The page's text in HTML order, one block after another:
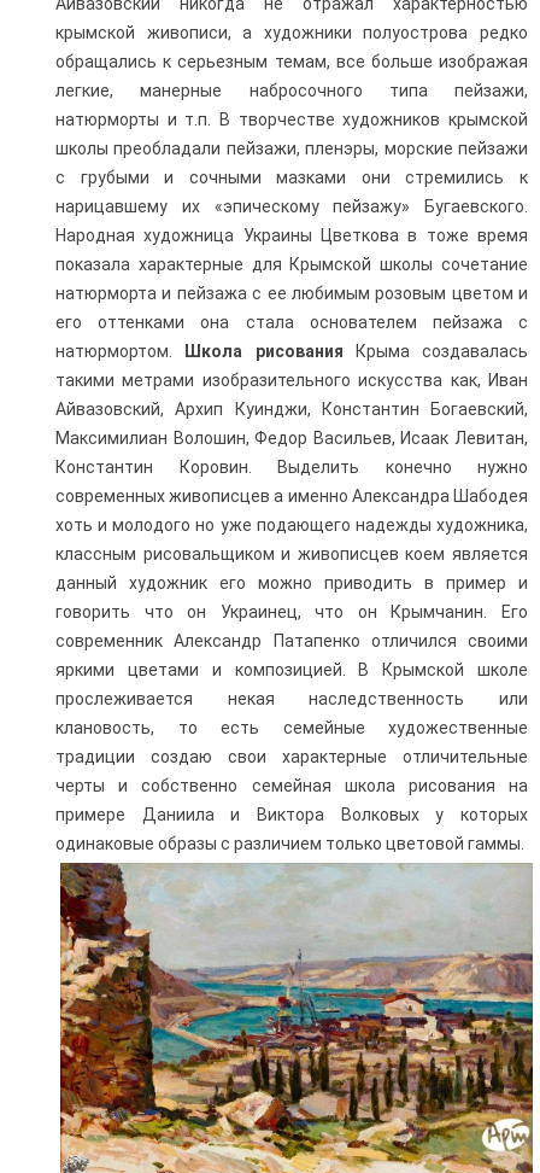
крымской живописи, а художники полуострова редко
обращались к серьезным темам, все больше изображая
легкие, манерные набросочного типа пейзажи,
натюрморты и т.п. В творчестве художников крымской
школы преобладали пейзажи, пленэры, морские пейзажи
с грубыми и сочными мазками они стремились к
нарицавшему их «эпическому пейзажу» Бугаевского.
Народная художница Украины Цветкова в тоже время
показала характерные для Крымской школы сочетание
натюрморта и пейзажа с ее любимым розовым цветом и
его оттенками она стала основателем пейзажа с
натюрмортом.
Школа рисования Крыма создавалась
такими метрами изобразительного искусства как, Иван
Айвазовский, Архип Куинджи, Константин Богаевский,
Максимилиан Волошин, Федор Васильев, Исаак Левитан,
Константин Коровин. Выделить конечно нужно
современных живописцев а именно Александра Шабодея
хоть и молодого но уже подающего надежды художника,
классным рисовальщиком и живописцев коем является
данный художник его можно приводить в пример и
говорить что он Украинец, что он Крымчанин. Его
современник Александр Патапенко отличился своими
яркими цветами и композицией. В Крымской школе
прослеживается некая наследственность или
клановость, то есть семейные художественные
традиции создаю свои характерные отличительные
черты и собственно семейная школа рисования на
примере Даниила и Виктора Волковых у которых
одинаковые образы с различием только цветовой гаммы.